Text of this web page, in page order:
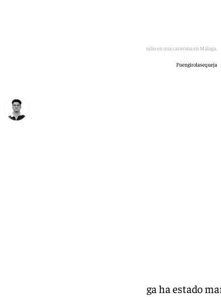
Imágenes del incendio en una caravana en Málaga.
Fuengirolasequeja
La tarde de este martes en Málaga ha estado